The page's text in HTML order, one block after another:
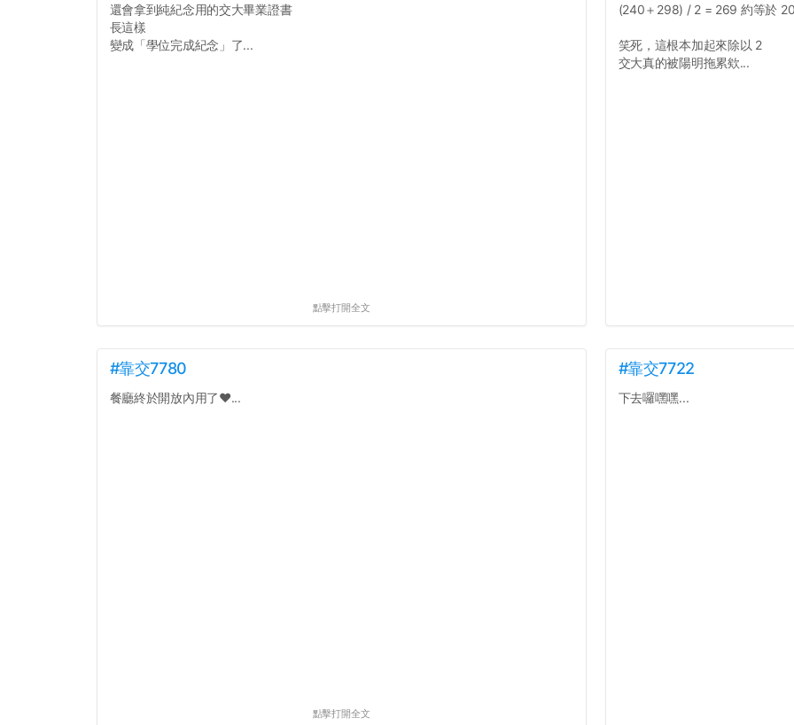
還會拿到純紀念用的交大畢業證書
長這樣
變成「學位完成紀念」了...
點擊打開全文
(240＋298) / 2 = 269 約等於
笑死，這根本加起來除以 2
交大真的被陽明拖累欸...
#靠交7780
餐廳終於開放內用了❤️...
點擊打開全文
#靠交7722
下去囉嘿嘿...